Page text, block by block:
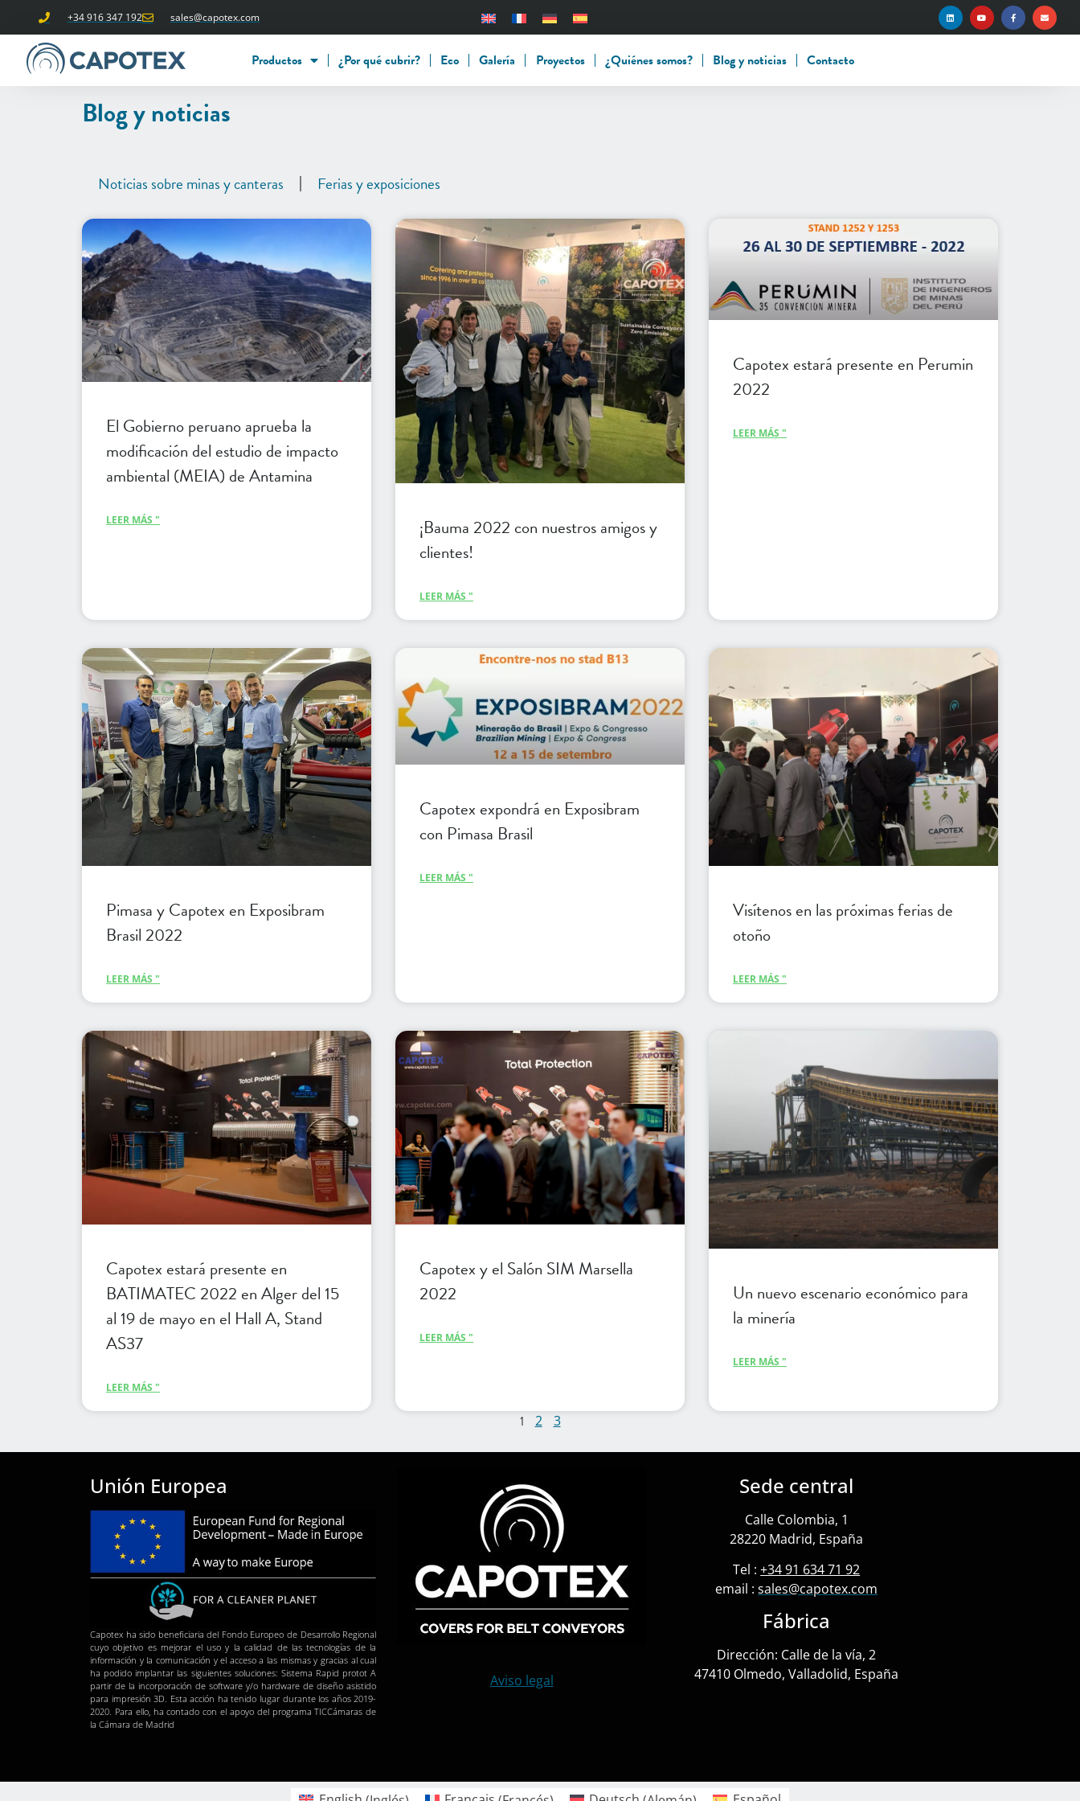
+34 916 347 192 sales@capotex.com
Productos ¿Por qué cubrir? Eco Galería Proyectos ¿Quiénes somos? Blog y noticias Contacto
Blog y noticias
Noticias sobre minas y canteras Ferias y exposiciones
El Gobierno peruano aprueba la
modificación del estudio de impacto
ambiental (MEIA) de Antamina
LEER MÁS "
¡Bauma 2022 con nuestros amigos y
clientes!
LEER MÁS "
Capotex estará presente en Perumin
2022
LEER MÁS "
Pimasa y Capotex en Exposibram
Brasil 2022
LEER MÁS "
Capotex expondrá en Exposibram
con Pimasa Brasil
LEER MÁS "
Visítenos en las próximas ferias de
otoño
LEER MÁS "
Capotex estará presente en
BATIMATEC 2022 en Alger del 15
al 19 de mayo en el Hall A, Stand
AS37
LEER MÁS "
Capotex y el Salón SIM Marsella
2022
LEER MÁS "
Un nuevo escenario económico para
la minería
LEER MÁS "
1 2 3
Unión Europea
Capotex ha sido beneficiaria del Fondo Europeo de Desarrollo Regional
cuyo objetivo es mejorar el uso y la calidad de las tecnologías de la
información y la comunicación y el acceso a las mismas y gracias al cual
ha podido implantar las siguientes soluciones: Sistema Rapid protot A
partir de la incorporación de software y/o hardware de diseño asistido
para impresión 3D. Esta acción ha tenido lugar durante los años 2019-
2020. Para ello, ha contado con el apoyo del programa TICCámaras de
la Cámara de Madrid
Aviso legal
Sede central
Calle Colombia, 1
28220 Madrid, España
Tel :+34 91 634 71 92
email :sales@capotex.com
Fábrica
Dirección: Calle de la vía, 2
47410 Olmedo, Valladolid, España